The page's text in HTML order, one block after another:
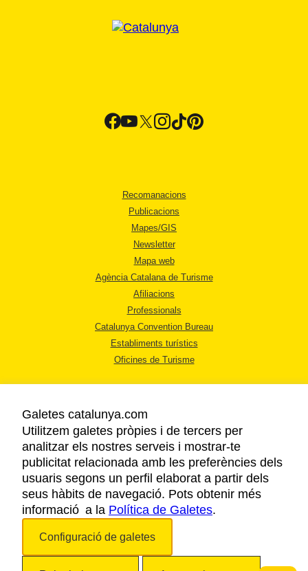
Recomanacions
Publicacions
Mapes/GIS
Newsletter
Mapa web
Agència Catalana de Turisme
Afiliacions
Professionals
Catalunya Convention Bureau
Establiments turístics
Oficines de Turisme
AVÍS LEGAL
POLÍTICA DE PRIVACITAT
COOKIES
ACCESSIBILITAT
Galetes catalunya.com
Utilitzem galetes pròpies i de tercers per
analitzar els nostres serveis i mostrar-te
publicitat relacionada amb les preferències dels
usuaris segons un perfil elaborat a partir dels
seus hàbits de navegació. Pots obtenir més
informació a la Política de Galetes.
Configuració de galetes